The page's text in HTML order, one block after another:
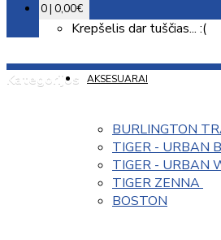
0 | 0,00€
Krepšelis dar tuščias... :(
Kategorijos AKSESUARAI
BURLINGTON
TIGER - URBAN
TIGER - URBAN
TIGER ZENNA
BOSTON